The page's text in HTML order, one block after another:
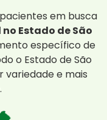
em busca
Estado de São
específico de
o Estado de São
variedade e mais